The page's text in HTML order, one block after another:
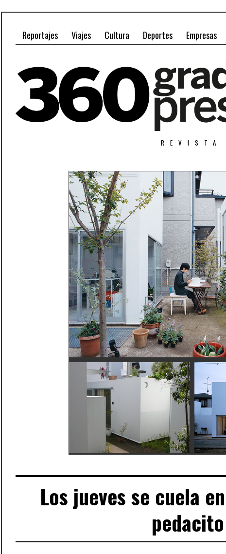
Reportajes Viajes Cultura Deportes Empresas
Los jueves se cuela